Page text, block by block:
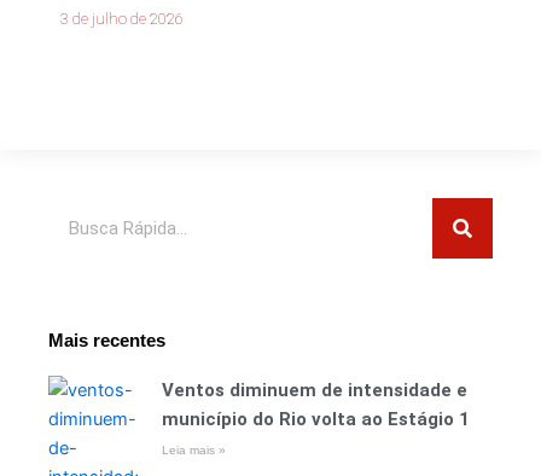
3 de julho de 2026
Mais recentes
Ventos diminuem de intensidade e
município do Rio volta ao Estágio 1
Leia mais »